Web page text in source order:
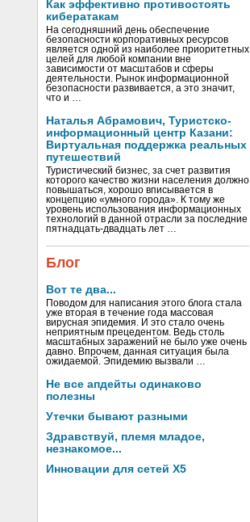
Как эффективно противостоять
кибератакам
На сегодняшний день обеспечение
безопасности корпоративных ресурсов
является одной из наиболее приоритетных
целей для любой компании вне
зависимости от масштабов и сферы
деятельности. Рынок информационной
безопасности развивается, а это значит,
что и …
Наталья Абрамович, Туристско-
информационный центр Казани:
Виртуальная поддержка реальных
путешествий
Туристический бизнес, за счет развития
которого качество жизни населения должно
повышаться, хорошо вписывается в
концепцию «умного города». К тому же
уровень использования информационных
технологий в данной отрасли за последние
пятнадцать-двадцать лет …
Блог
Вот те два...
Поводом для написания этого блога стала
уже вторая в течение года массовая
вирусная эпидемия. И это стало очень
неприятным прецедентом. Ведь столь
масштабных заражений не было уже очень
давно. Впрочем, данная ситуация была
ожидаемой. Эпидемию вызвали …
Не все апдейты одинаково
полезны
Утечки бывают разными
Здравствуй, племя младое,
незнакомое...
Инновации для сетей X5